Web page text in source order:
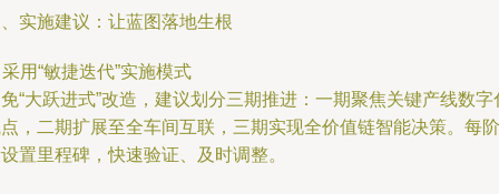
实施建议：让蓝图落地生根
用“敏捷迭代”实施模式
“大跃进式”改造，建议划分三期推进：一期聚焦关键产线数字
，二期扩展至全车间互联，三期实现全价值链智能决策。每阶
置里程碑，快速验证、及时调整。